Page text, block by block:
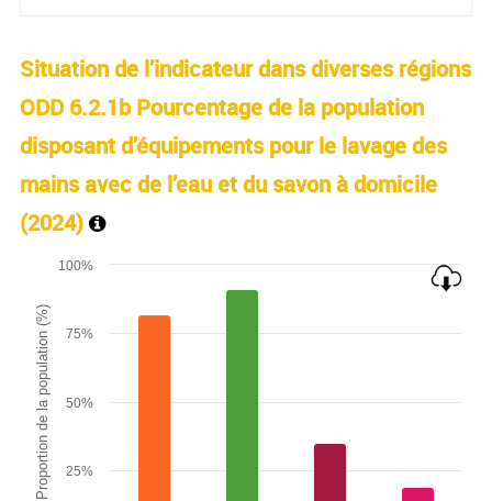
Situation de l’indicateur dans diverses régions
ODD 6.2.1b Pourcentage de la population
disposant d’équipements pour le lavage des
mains avec de l’eau et du savon à domicile
(2024)
Chart
Bar chart with 4 bars.
The chart has 1 X axis displaying categories.
The chart has 1 Y axis displaying Proportion de la
Proportion de la population (%)
100%
25%
50%
75%